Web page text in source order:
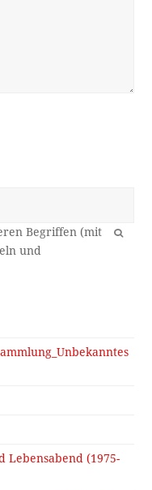
OK
Lebensabend (1975-